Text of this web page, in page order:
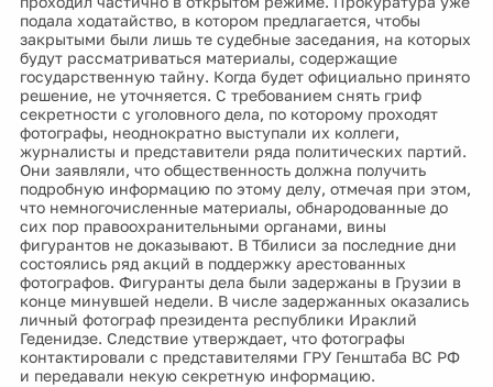
подала ходатайство, в котором предлагается, чтобы
закрытыми были лишь те судебные заседания, на которых
будут рассматриваться материалы, содержащие
государственную тайну. Когда будет официально принято
решение, не уточняется. С требованием снять гриф
секретности с уголовного дела, по которому проходят
фотографы, неоднократно выступали их коллеги,
журналисты и представители ряда политических партий.
Они заявляли, что общественность должна получить
подробную информацию по этому делу, отмечая при этом,
что немногочисленные материалы, обнародованные до
сих пор правоохранительными органами, вины
фигурантов не доказывают. В Тбилиси за последние дни
состоялись ряд акций в поддержку арестованных
фотографов. Фигуранты дела были задержаны в Грузии в
конце минувшей недели. В числе задержанных оказались
личный фотограф президента республики Ираклий
Геденидзе. Следствие утверждает, что фотографы
контактировали с представителями ГРУ Генштаба ВС РФ
и передавали некую секретную информацию.